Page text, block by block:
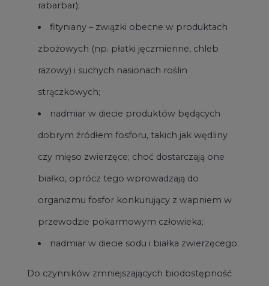
rabarbar);
fityniany – związki obecne w produktach
zbożowych (np. płatki jęczmienne, chleb
razowy) i suchych nasionach roślin
strączkowych;
nadmiar w diecie produktów będących
dobrym źródłem fosforu, takich jak wędliny
czy mięso zwierzęce; choć dostarczają one
białko, oprócz tego wprowadzają do
organizmu fosfor konkurujący z wapniem w
przewodzie pokarmowym człowieka;
nadmiar w diecie sodu i białka zwierzęcego.
Do czynników zmniejszających biodostępność